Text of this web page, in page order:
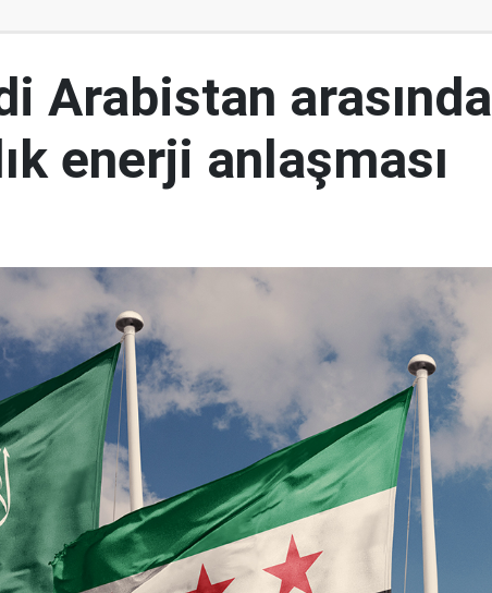
Arabistan arasında
enerji anlaşması